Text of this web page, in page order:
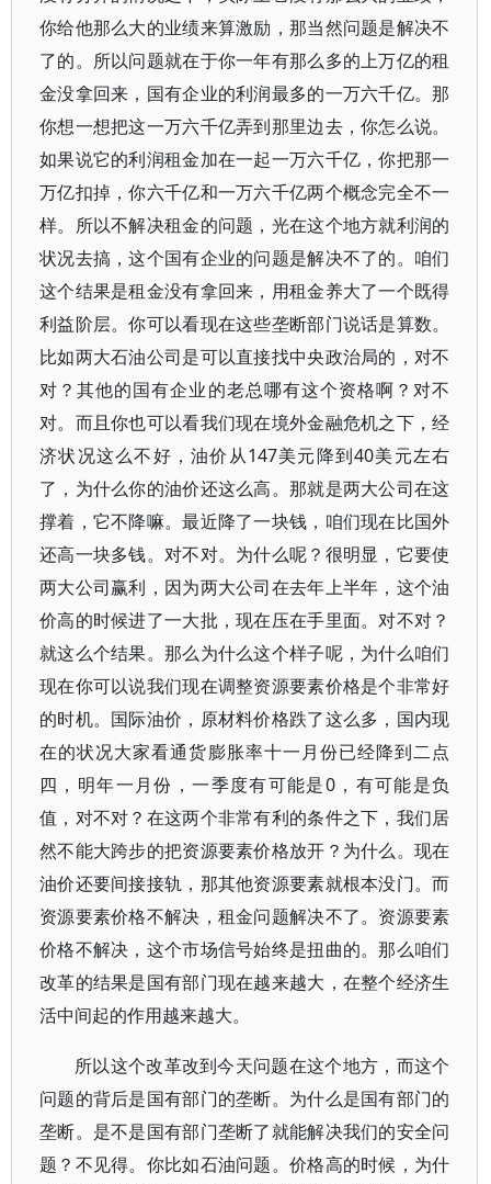
你给他那么大的业绩来算激励，那当然问题是解决不
了的。所以问题就在于你一年有那么多的上万亿的租
金没拿回来，国有企业的利润最多的一万六千亿。那
你想一想把这一万六千亿弄到那里边去，你怎么说。
如果说它的利润租金加在一起一万六千亿，你把那一
万亿扣掉，你六千亿和一万六千亿两个概念完全不一
样。所以不解决租金的问题，光在这个地方就利润的
状况去搞，这个国有企业的问题是解决不了的。咱们
这个结果是租金没有拿回来，用租金养大了一个既得
利益阶层。你可以看现在这些垄断部门说话是算数。
比如两大石油公司是可以直接找中央政治局的，对不
对？其他的国有企业的老总哪有这个资格啊？对不
对。而且你也可以看我们现在境外金融危机之下，经
济状况这么不好，油价从147美元降到40美元左右
了，为什么你的油价还这么高。那就是两大公司在这
撑着，它不降嘛。最近降了一块钱，咱们现在比国外
还高一块多钱。对不对。为什么呢？很明显，它要使
两大公司赢利，因为两大公司在去年上半年，这个油
价高的时候进了一大批，现在压在手里面。对不对？
就这么个结果。那么为什么这个样子呢，为什么咱们
现在你可以说我们现在调整资源要素价格是个非常好
的时机。国际油价，原材料价格跌了这么多，国内现
在的状况大家看通货膨胀率十一月份已经降到二点
四，明年一月份，一季度有可能是0，有可能是负
值，对不对？在这两个非常有利的条件之下，我们居
然不能大跨步的把资源要素价格放开？为什么。现在
油价还要间接接轨，那其他资源要素就根本没门。而
资源要素价格不解决，租金问题解决不了。资源要素
价格不解决，这个市场信号始终是扭曲的。那么咱们
改革的结果是国有部门现在越来越大，在整个经济生
活中间起的作用越来越大。
所以这个改革改到今天问题在这个地方，而这个
问题的背后是国有部门的垄断。为什么是国有部门的
垄断。是不是国有部门垄断了就能解决我们的安全问
题？不见得。你比如石油问题。价格高的时候，为什